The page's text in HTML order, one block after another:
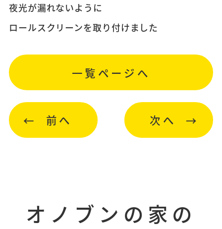
夜光が漏れないように
ロールスクリーンを取り付けました
前へ
一覧ページへ
次へ
オノブンの家の